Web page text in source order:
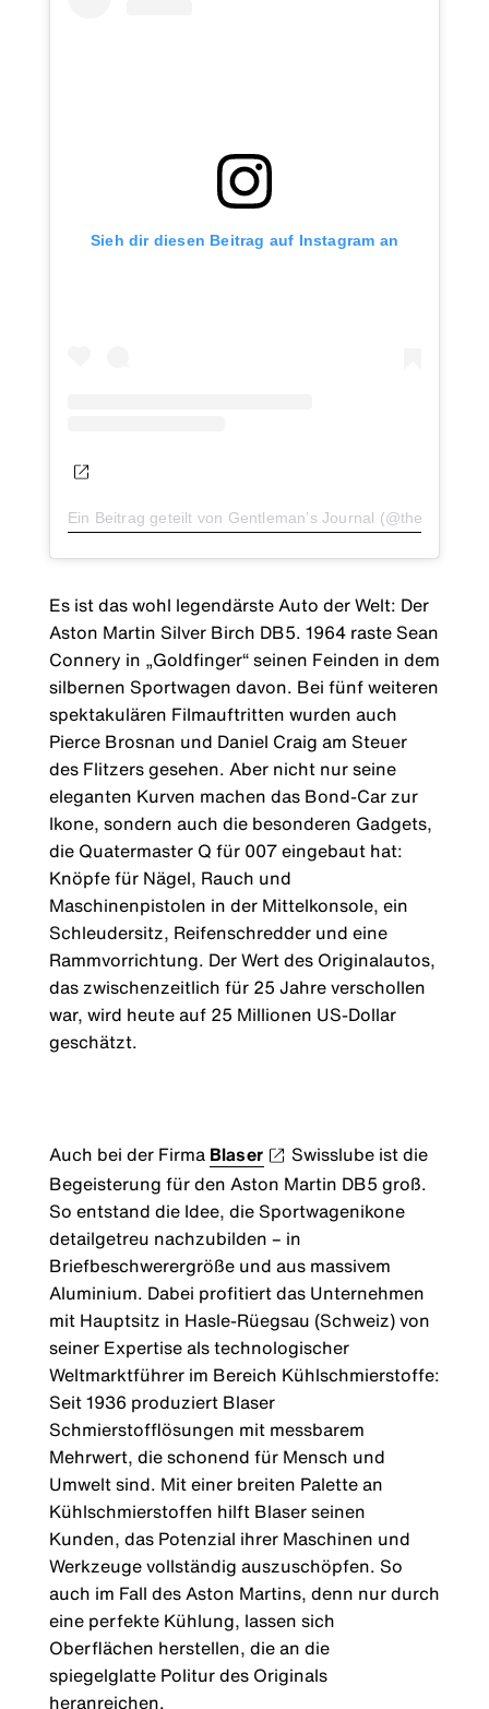
Sieh dir diesen Beitrag auf Instagram an
Ein Beitrag geteilt von Gentleman’s Journal
Es ist das wohl legendärste Auto der Welt: Der
Aston Martin Silver Birch DB5. 1964 raste Sean
Connery in „Goldfinger“ seinen Feinden in dem
silbernen Sportwagen davon. Bei fünf weiteren
spektakulären Filmauftritten wurden auch
Pierce Brosnan und Daniel Craig am Steuer
des Flitzers gesehen. Aber nicht nur seine
eleganten Kurven machen das Bond-Car zur
Ikone, sondern auch die besonderen Gadgets,
die Quatermaster Q für 007 eingebaut hat:
Knöpfe für Nägel, Rauch und
Maschinenpistolen in der Mittelkonsole, ein
Schleudersitz, Reifenschredder und eine
Rammvorrichtung. Der Wert des Originalautos,
das zwischenzeitlich für 25 Jahre verschollen
war, wird heute auf 25 Millionen US-Dollar
geschätzt.
Auch bei der Firma Blaser
Swisslube ist die
Begeisterung für den Aston Martin DB5 groß.
So entstand die Idee, die Sportwagenikone
detailgetreu nachzubilden – in
Briefbeschwerergröße und aus massivem
Aluminium. Dabei profitiert das Unternehmen
mit Hauptsitz in Hasle-Rüegsau (Schweiz) von
seiner Expertise als technologischer
Weltmarktführer im Bereich Kühlschmierstoffe:
Seit 1936 produziert Blaser
Schmierstofflösungen mit messbarem
Mehrwert, die schonend für Mensch und
Umwelt sind. Mit einer breiten Palette an
Kühlschmierstoffen hilft Blaser seinen
Kunden, das Potenzial ihrer Maschinen und
Werkzeuge vollständig auszuschöpfen. So
auch im Fall des Aston Martins, denn nur durch
eine perfekte Kühlung, lassen sich
Oberflächen herstellen, die an die
spiegelglatte Politur des Originals
heranreichen.